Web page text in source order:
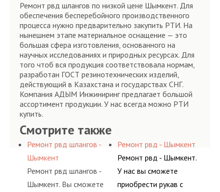
Ремонт рвд шлангов по низкой цене Шымкент. Для
обеспечения бесперебойного производственного
процесса нужно предварительно закупить РТИ. На
нынешнем этапе материальное оснащение — это
большая сфера изготовления, основанного на
научных исследованиях и природных ресурсах. Для
того чтоб вся продукция соответствовала нормам,
разработан ГОСТ резинотехнических изделий,
действующий в Казахстана и государствах СНГ.
Компания АДЫМ Инжиниринг предлагает большой
ассортимент продукции. У нас всегда можно РТИ
купить.
Смотрите также
Ремонт рвд шлангов -
Шымкент
Ремонт рвд шлангов -
Шымкент. Вы сможете
Ремонт рвд - Шымкент
Ремонт рвд - Шымкент.
У нас вы сможете
приобрести рукав с